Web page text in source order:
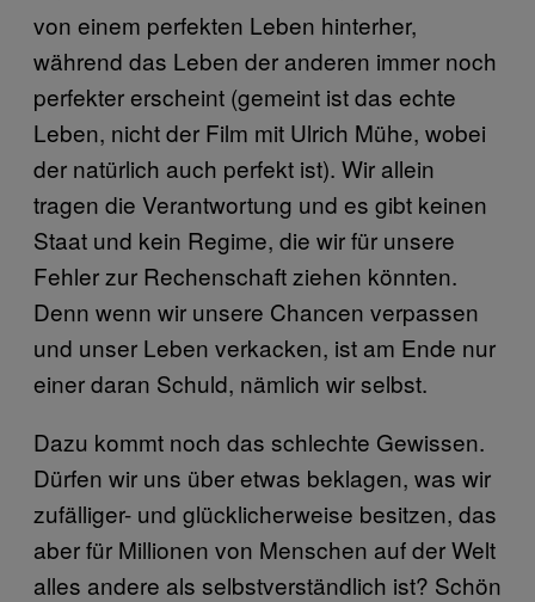
von einem perfekten Leben hinterher,
während das Leben der anderen immer noch
perfekter erscheint (gemeint ist das echte
Leben, nicht der Film mit Ulrich Mühe, wobei
der natürlich auch perfekt ist). Wir allein
tragen die Verantwortung und es gibt keinen
Staat und kein Regime, die wir für unsere
Fehler zur Rechenschaft ziehen könnten.
Denn wenn wir unsere Chancen verpassen
und unser Leben verkacken, ist am Ende nur
einer daran Schuld, nämlich wir selbst.
Dazu kommt noch das schlechte Gewissen.
Dürfen wir uns über etwas beklagen, was wir
zufälliger- und glücklicherweise besitzen, das
aber für Millionen von Menschen auf der Welt
alles andere als selbstverständlich ist? Schön